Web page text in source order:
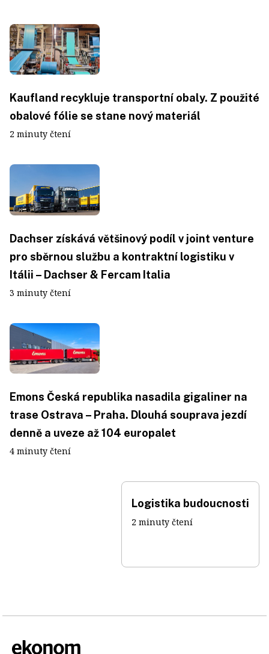
Kaufland recykluje transportní obaly. Z použité
obalové fólie se stane nový materiál
2 minuty čtení
Dachser získává většinový podíl v joint venture
pro sběrnou službu a kontraktní logistiku v
Itálii – Dachser & Fercam Italia
3 minuty čtení
Emons Česká republika nasadila gigaliner na
trase Ostrava – Praha. Dlouhá souprava jezdí
denně a uveze až 104 europalet
4 minuty čtení
Logistika budoucnosti
2 minuty čtení